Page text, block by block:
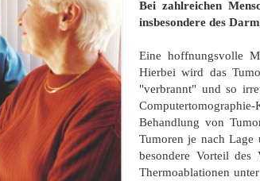
Bei zahlreichen
insbesondere des
Eine hoffnungsvolle
Hierbei wird das
"verbrannt" und so
Behandlung von
Tumoren je nach Lage
besondere Vorteil des
Thermoablationen